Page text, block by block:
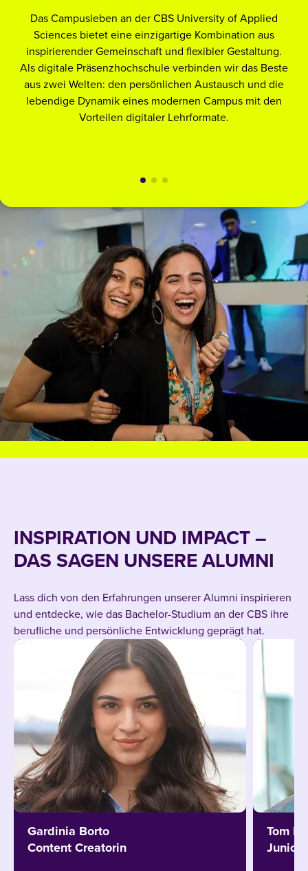
Das Campusleben an der CBS University of Applied
Sciences bietet eine einzigartige Kombination aus
inspirierender Gemeinschaft und flexibler Gestaltung.
Als digitale Präsenzhochschule verbinden wir das Beste
aus zwei Welten: den persönlichen Austausch und die
lebendige Dynamik eines modernen Campus mit den
Vorteilen digitaler Lehrformate.
INSPIRATION UND IMPACT –
DAS SAGEN UNSERE ALUMNI
Lass dich von den Erfahrungen unserer Alumni inspirieren
und entdecke, wie das Bachelor-Studium an der CBS ihre
berufliche und persönliche Entwicklung geprägt hat.
Gardinia Borto
Content Creatorin
Tom
Junior